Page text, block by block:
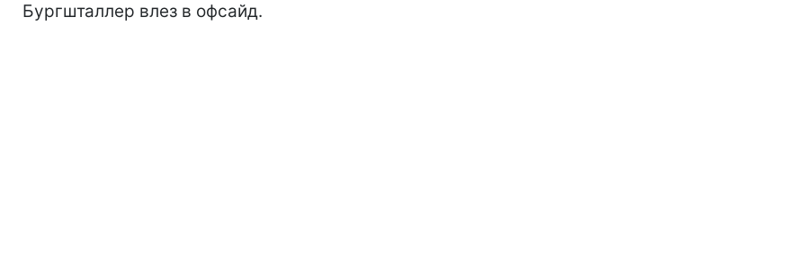
Бургшталлер влез в офсайд.